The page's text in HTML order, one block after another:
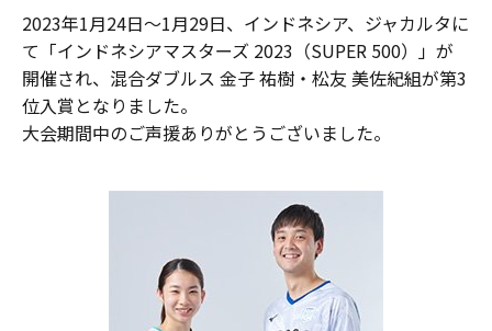
2023年1月24日～1月29日、インドネシア、ジャカルタに
て「インドネシアマスターズ 2023（SUPER 500）」が
開催され、混合ダブルス 金子 祐樹・松友 美佐紀組が第3
位入賞となりました。
大会期間中のご声援ありがとうございました。